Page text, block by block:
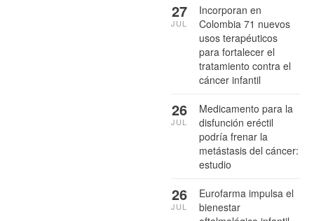
Incorporan en
Colombia 71 nuevos
usos terapéuticos
para fortalecer el
tratamiento contra el
cáncer infantil
27
JUL
Medicamento para la
disfunción eréctil
podría frenar la
metástasis del cáncer:
estudio
26
JUL
Eurofarma impulsa el
bienestar
26
JUL